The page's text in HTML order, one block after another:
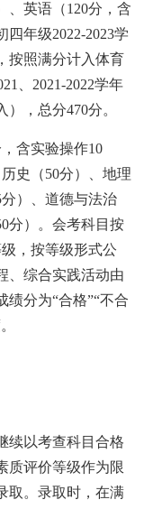
、英语（120分，含
年级2022-2023学
按照满分计入体育
、2021-2022学年
，总分470分。
含实验操作10
史（50分）、地理
分）、道德与法治
分）。会考科目按
，按等级形式公
、综合实践活动由
分为“合格”“不合
以考查科目合格
质评价等级作为限
取。录取时，在满